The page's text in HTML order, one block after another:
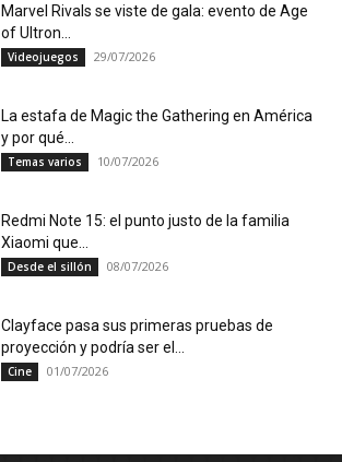
Marvel Rivals se viste de gala: evento de Age
of Ultron...
Videojuegos 29/07/2026
La estafa de Magic the Gathering en América
y por qué...
Temas varios 10/07/2026
Redmi Note 15: el punto justo de la familia
Xiaomi que...
Desde el sillón 08/07/2026
Clayface pasa sus primeras pruebas de
proyección y podría ser el...
Cine 01/07/2026